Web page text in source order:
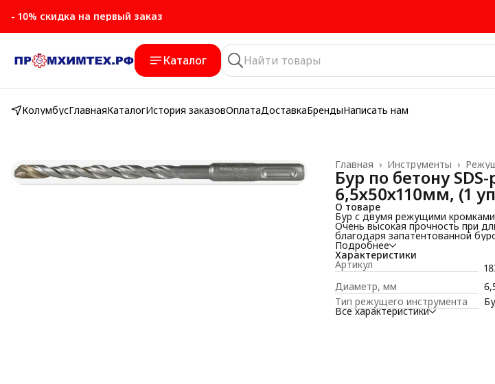
- 10% скидка на первый заказ
Каталог
КолумбусГлавнаяКаталогИстория заказовОплатаДоставкаБрендыНаписать нам
Инструменты ›
Главная ›
Бур по бетону
6,5х50х110мм, (1
О товаре
Бур с двумя режущими
Очень высокая прочность при
благодаря запатентованной
твёрдосплавной головкой для
прочности при попадании в
продвижения в бетоне.
благодаря оптимизированной
кромкe. Трехмерные спиральные
высокоэффективного удаления
выброса пыли даже при
вибрация для снижения
простота засверливания и
Подробнее
Характеристики
Артикул
Диаметр, мм
Тип режущего инструмента
Все характеристики